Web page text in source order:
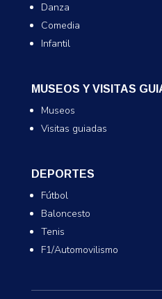
Danza
Comedia
Infantil
MUSEOS Y VISITAS
Museos
Visitas guiadas
DEPORTES
Fútbol
Baloncesto
Tenis
F1/Automovilismo